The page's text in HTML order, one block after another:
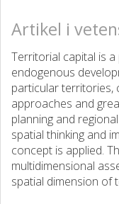
Artikel i
Territorial capital is
endogenous
particular territories,
approaches and
planning and
spatial thinking and
concept is applied.
multidimensional
spatial dimension of